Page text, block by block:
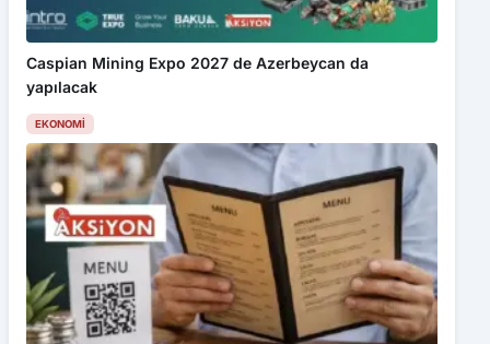
Caspian Mining Expo 2027 de Azerbeycan da
yapılacak
EKONOMI